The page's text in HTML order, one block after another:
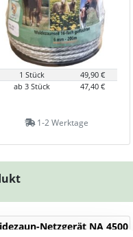
1 Stück
49,90 €
ab 3 Stück
47,40 €
1-2 Werktage
Netzgerät NA 4500